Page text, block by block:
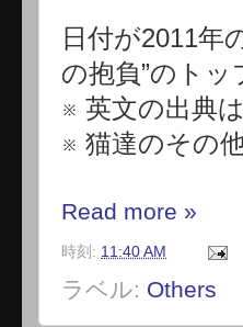
日付が2011年
の抱負”のト
※ 英文の出典
※ 猫達のその
Read more »
時刻: 11:40 AM
ラベル: Others